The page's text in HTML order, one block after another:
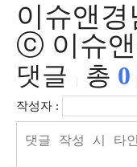
이슈앤경
ⓒ 이슈앤
댓글 총 0
작성자 :